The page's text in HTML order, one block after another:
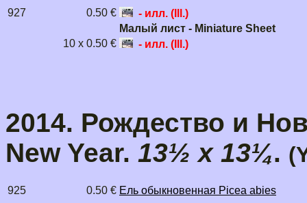
927 0.50 €
- илл. (Ill.)
Малый лист - Miniature Sheet
10 x 0.50 €
- илл. (Ill.)
2014. Рождество и
New Year. 13½ x 13¼.
925 0.50 € Ель обыкновенная Picea abies